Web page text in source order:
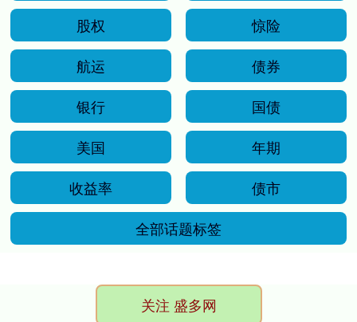
股权
惊险
航运
债券
银行
国债
美国
年期
收益率
债市
全部话题标签
关注 盛多网